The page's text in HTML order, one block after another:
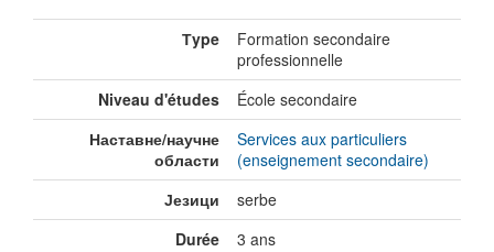
Тype
Formation secondaire
professionnelle
Niveau d'études
École secondaire
Наставне/научне
области
Services aux particuliers
(enseignement secondaire)
Језици
serbe
Durée
3 ans